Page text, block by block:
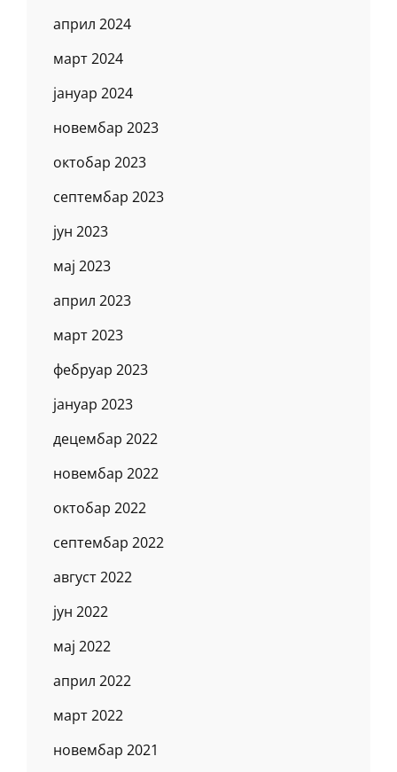
април 2024
март 2024
јануар 2024
новембар 2023
октобар 2023
септембар 2023
јун 2023
мај 2023
април 2023
март 2023
фебруар 2023
јануар 2023
децембар 2022
новембар 2022
октобар 2022
септембар 2022
август 2022
јун 2022
мај 2022
април 2022
март 2022
новембар 2021